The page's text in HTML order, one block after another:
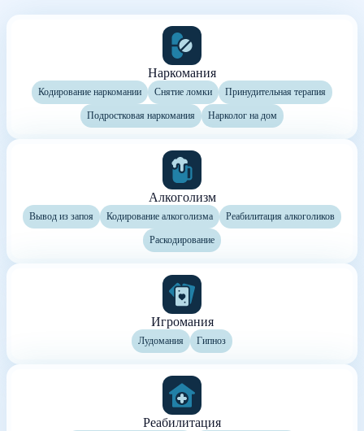
Наркомания
Кодирование наркомании Снятие ломки Принудительная терапия
Подростковая наркомания Нарколог на дом
Алкоголизм
Вывод из запоя Кодирование алкоголизма Реабилитация алкоголиков
Раскодирование
Игромания
Лудомания Гипноз
Реабилитация